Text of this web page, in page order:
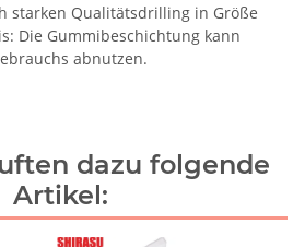
starken Qualitätsdrilling in Größe
Die Gummibeschichtung kann
abnutzen.
dazu folgende
Artikel: